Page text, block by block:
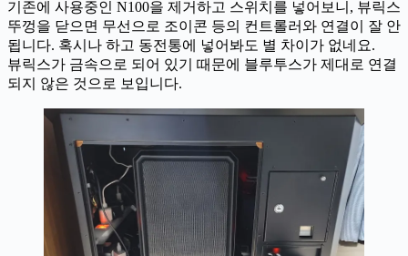
기존에 사용중인 N100을 제거하고 스위치를 넣어보니, 뷰릭스
뚜껑을 닫으면 무선으로 조이콘 등의 컨트롤러와 연결이 잘 안
됩니다. 혹시나 하고 동전통에 넣어봐도 별 차이가 없네요.
뷰릭스가 금속으로 되어 있기 때문에 블루투스가 제대로 연결
되지 않은 것으로 보입니다.